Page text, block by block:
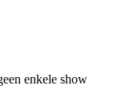
enkele show